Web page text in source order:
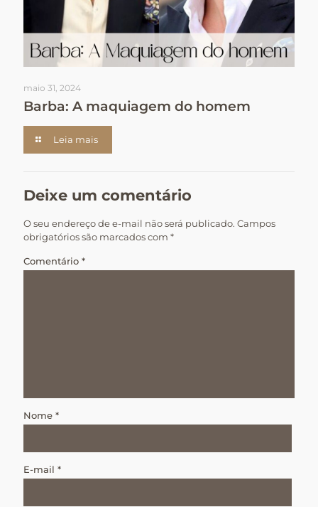
maio 31, 2024
Barba: A maquiagem do homem
Leia mais
Deixe um comentário
O seu endereço de e-mail não será publicado. Campos
obrigatórios são marcados com *
Comentário *
Nome *
E-mail *